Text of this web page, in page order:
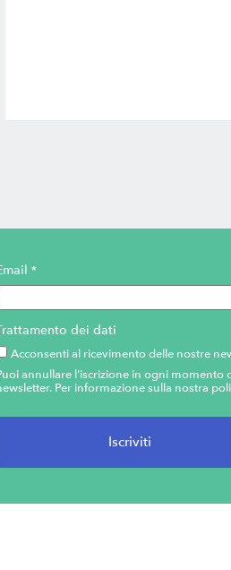
*
dei dati
Acconsenti al ricevimento delle nostre
annullare l'iscrizione in ogni momento
Per informazione sulla nostra